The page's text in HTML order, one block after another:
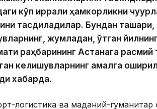
кўп қиррали ҳамкорликни
тасдиқладилар. Бундан ташқари,
жумладан, ўтган
раҳбарининг Астанага
келишувларнинг амалга
хабарда.
логистика ва маданий-гуманитар